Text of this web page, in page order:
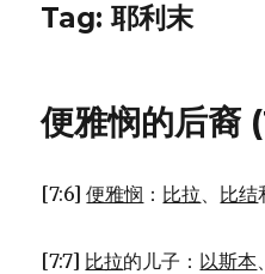
Tag: 耶利末
便雅悯的后裔
[7:6]便雅悯 ： 比拉、 比结
[7:7] 比拉的儿子： 以斯本